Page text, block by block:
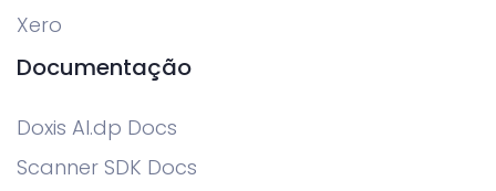
Xero
Documentação
Doxis AI.dp Docs
Scanner SDK Docs